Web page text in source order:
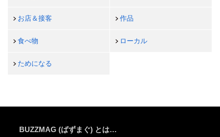
お店＆接客 作品
食べ物 ローカル
ためになる
BUZZMAG (ばずまぐ) とは…